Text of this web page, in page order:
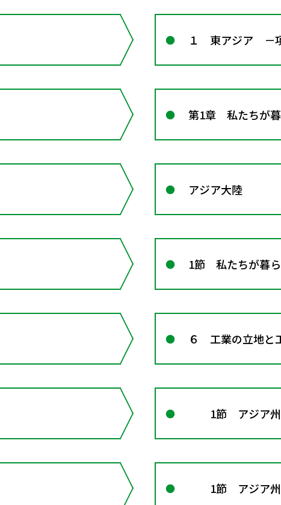
１ 東アジア －
第1章 私たちが
アジア大陸
1節 私たちが暮
６ 工業の立地と
1節 アジア州
1節 アジア州